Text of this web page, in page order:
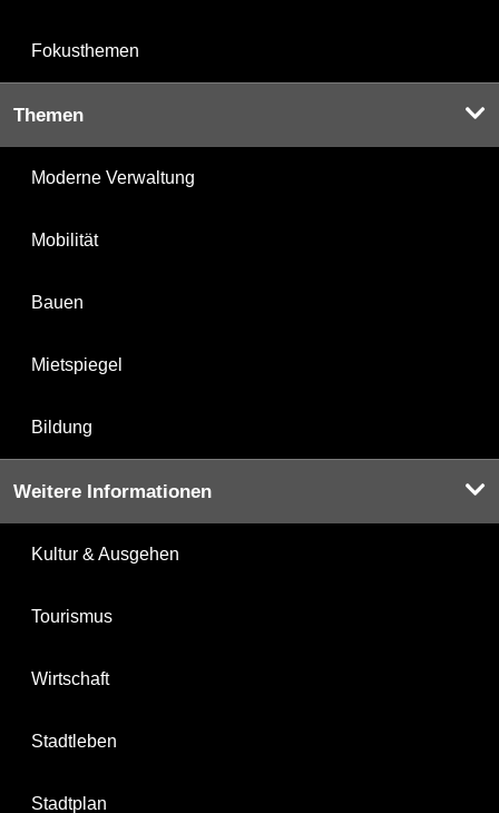
Fokusthemen
Themen
Moderne Verwaltung
Mobilität
Bauen
Mietspiegel
Bildung
Weitere Informationen
Kultur & Ausgehen
Tourismus
Wirtschaft
Stadtleben
Stadtplan